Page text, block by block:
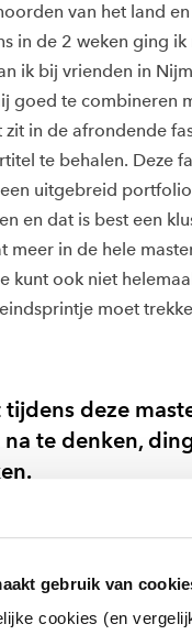
gebruik van
cookies (en
van het land
in de 2 weken ging ik
ik bij vrienden in
goed te combineren
in de afrondende
te behalen. Deze
uitgebreid
en dat is best een
meer in de hele
kunt ook niet
moet
tijdens deze
na te denken,
der Geer